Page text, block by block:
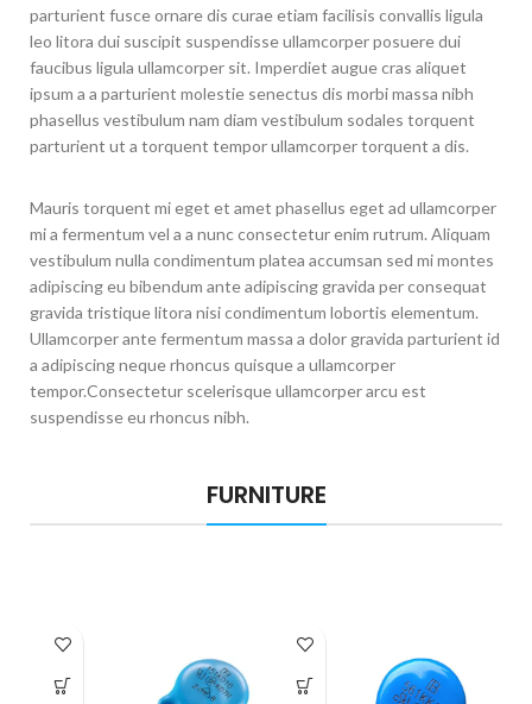
parturient fusce ornare dis curae etiam facilisis convallis ligula
leo litora dui suscipit suspendisse ullamcorper posuere dui
faucibus ligula ullamcorper sit. Imperdiet augue cras aliquet
ipsum a a parturient molestie senectus dis morbi massa nibh
phasellus vestibulum nam diam vestibulum sodales torquent
parturient ut a torquent tempor ullamcorper torquent a dis.
Mauris torquent mi eget et amet phasellus eget ad ullamcorper
mi a fermentum vel a a nunc consectetur enim rutrum. Aliquam
vestibulum nulla condimentum platea accumsan sed mi montes
adipiscing eu bibendum ante adipiscing gravida per consequat
gravida tristique litora nisi condimentum lobortis elementum.
Ullamcorper ante fermentum massa a dolor gravida parturient id
a adipiscing neque rhoncus quisque a ullamcorper
tempor.Consectetur scelerisque ullamcorper arcu est
suspendisse eu rhoncus nibh.
FURNITURE